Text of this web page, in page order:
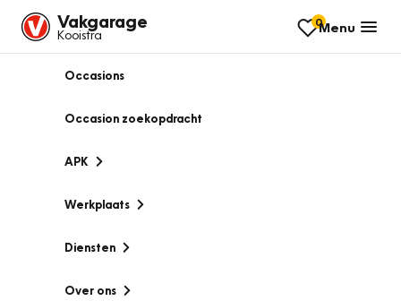
Vakgarage
Kooistra
0Menu
Occasions
Occasion zoekopdracht
APK
Werkplaats
Diensten
Over ons